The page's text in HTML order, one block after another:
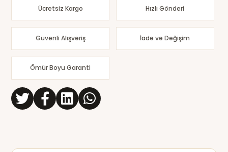
Ücretsiz Kargo Hızlı Gönderi
Güvenli Alışveriş İade ve Değişim
Ömür Boyu Garanti